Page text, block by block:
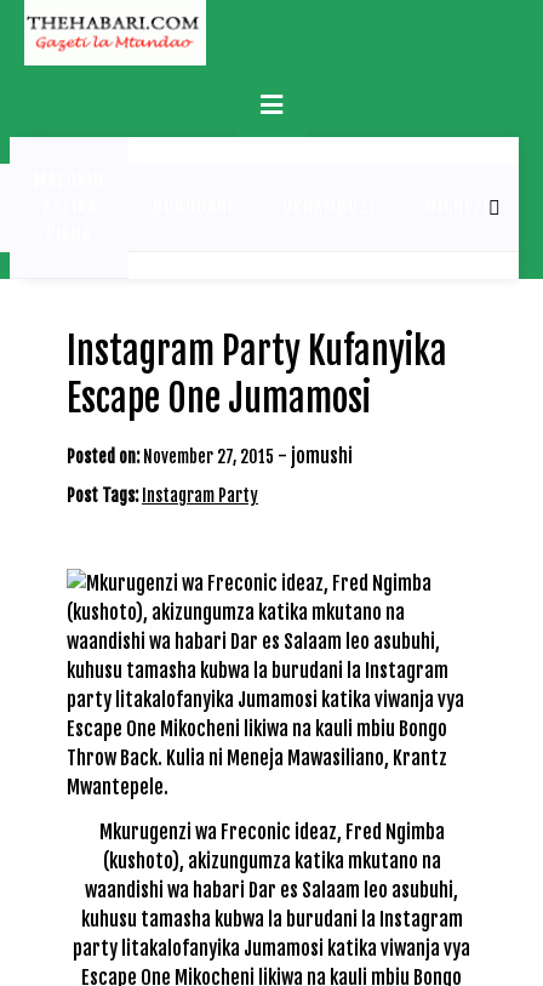
Skip
content
Primary
Menu
MICHEZO
Instagram Party Kufanyika
Escape One Jumamosi
Posted on: November 27, 2015 - jomushi
Post Tags: Instagram Party
Mkurugenzi wa Freconic ideaz, Fred Ngimba
(kushoto), akizungumza katika mkutano na
waandishi wa habari Dar es Salaam leo asubuhi,
kuhusu tamasha kubwa la burudani la Instagram
party litakalofanyika Jumamosi katika viwanja vya
Escape One Mikocheni likiwa na kauli mbiu Bongo